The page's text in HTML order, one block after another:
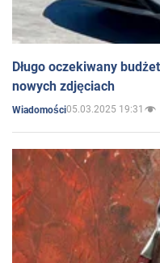
Długo oczekiwany
nowych zdjęciach
Wiadomości05.03.2025 19:31